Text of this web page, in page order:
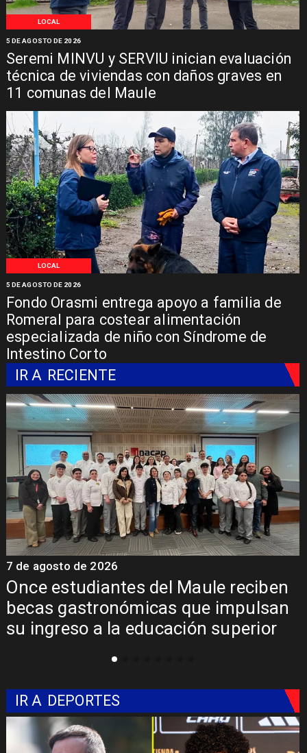
LOCAL
Seremi MINVU y SERVIU inician evaluación
técnica de viviendas con daños graves en
11 comunas del Maule
5 DE AGOSTO DE 2026
LOCAL
Fondo Orasmi entrega apoyo a familia de
Romeral para costear alimentación
especializada de niño con Síndrome de
Intestino Corto
5 DE AGOSTO DE 2026
IR A RECIENTE
Álvarez-Salamanca lidera la apuesta
regional para consolidar el Paso
Pehuenche como alternativa a Los
7 de agosto de 2026
IR A DEPORTES